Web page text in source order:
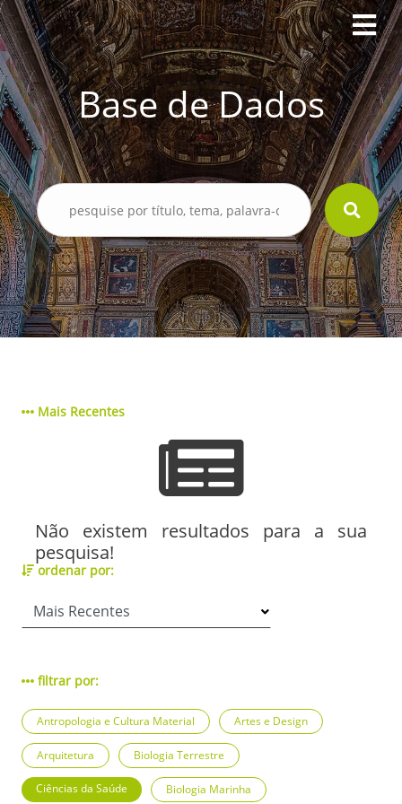
Base de Dados
Mais Recentes
Não existem resultados para a sua
pesquisa!
ordenar por:
filtrar por:
Antropologia e Cultura Material Artes e Design
Arquitetura Biologia Terrestre
Ciências da Saúde Biologia Marinha